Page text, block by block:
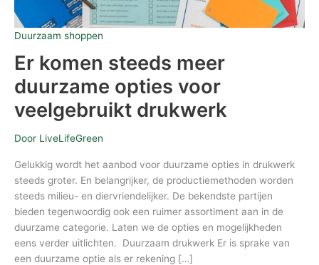
Duurzaam shoppen
Er komen steeds meer
duurzame opties voor
veelgebruikt drukwerk
Door LiveLifeGreen
Gelukkig wordt het aanbod voor duurzame opties in drukwerk
steeds groter. En belangrijker, de productiemethoden worden
steeds milieu- en diervriendelijker. De bekendste partijen
bieden tegenwoordig ook een ruimer assortiment aan in de
duurzame categorie. Laten we de opties en mogelijkheden
eens verder uitlichten. Duurzaam drukwerk Er is sprake van
een duurzame optie als er rekening […]